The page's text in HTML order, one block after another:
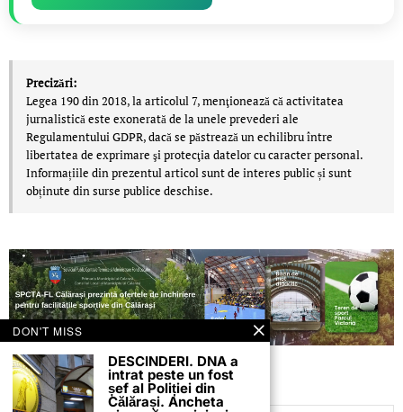
Precizări:
Legea 190 din 2018, la articolul 7, menţionează că activitatea
jurnalistică este exonerată de la unele prevederi ale
Regulamentului GDPR, dacă se păstrează un echilibru între
libertatea de exprimare şi protecţia datelor cu caracter personal.
Informațiile din prezentul articol sunt de interes public și sunt
obținute din surse publice deschise.
DON'T MISS
DESCINDERI. DNA a
intrat peste un fost
șef al Poliției din
Călărași. Ancheta